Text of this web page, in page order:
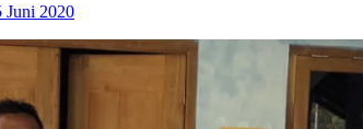
Juni 2020